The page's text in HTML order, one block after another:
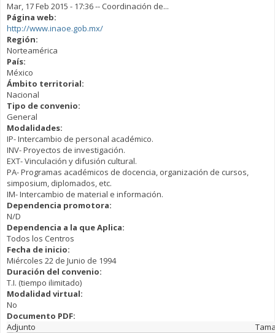
Mar, 17 Feb 2015 - 17:36-- Coordinación de...
Página web:
http://www.inaoe.gob.mx/
Región:
Norteamérica
País:
México
Ámbito territorial:
Nacional
Tipo de convenio:
General
Modalidades:
IP- Intercambio de personal académico.
INV- Proyectos de investigación.
EXT- Vinculación y difusión cultural.
PA- Programas académicos de docencia, organización de cursos,
simposium, diplomados, etc.
IM- Intercambio de material e información.
Dependencia promotora:
N/D
Dependencia a la que Aplica:
Todos los Centros
Fecha de inicio:
Miércoles 22 de Junio de 1994
Duración del convenio:
T.I. (tiempo ilimitado)
Modalidad virtual:
No
Documento PDF:
Adjunto